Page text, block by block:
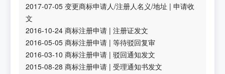
2017-07-05 变更商标申请人/注册人名义/地址 |申请收
文
2016-10-24 商标注册申请 |注册证发文
2016-05-05 商标注册申请 |等待驳回复审
2016-03-10 商标注册申请 |驳回通知发文
2015-08-28 商标注册申请 |受理通知书发文